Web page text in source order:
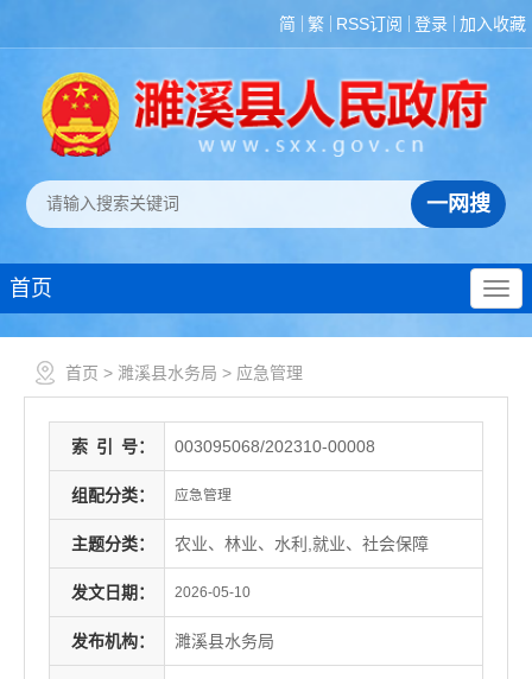
简 繁 RSS订阅 登录 加入收藏
首页
首页 > 濉溪县水务局 > 应急管理
索 引 号： 003095068/202310-00008
组配分类： 应急管理
主题分类： 农业、林业、水利,就业、社会保障
发文日期： 2026-05-10
发布机构： 濉溪县水务局